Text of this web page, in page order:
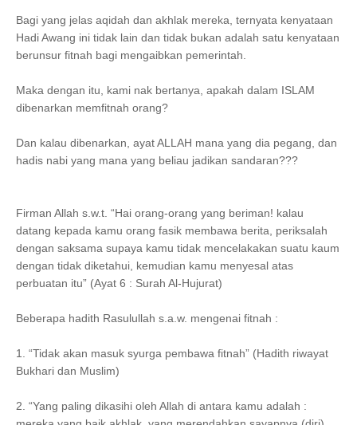
Bagi yang jelas aqidah dan akhlak mereka, ternyata kenyataan
Hadi Awang ini tidak lain dan tidak bukan adalah satu kenyataan
berunsur fitnah bagi mengaibkan pemerintah.
Maka dengan itu, kami nak bertanya, apakah dalam ISLAM
dibenarkan memfitnah orang?
Dan kalau dibenarkan, ayat ALLAH mana yang dia pegang, dan
hadis nabi yang mana yang beliau jadikan sandaran???
Firman Allah s.w.t. “Hai orang-orang yang beriman! kalau
datang kepada kamu orang fasik membawa berita, periksalah
dengan saksama supaya kamu tidak mencelakakan suatu kaum
dengan tidak diketahui, kemudian kamu menyesal atas
perbuatan itu” (Ayat 6 : Surah Al-Hujurat)
Beberapa hadith Rasulullah s.a.w. mengenai fitnah :
1. “Tidak akan masuk syurga pembawa fitnah” (Hadith riwayat
Bukhari dan Muslim)
2. “Yang paling dikasihi oleh Allah di antara kamu adalah :